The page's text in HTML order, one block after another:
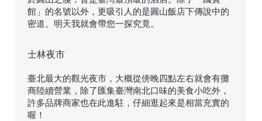
館」的名號以外，更吸引人的是圓山飯店下傳說中的
密道。明天我就會帶您一探究竟。
臺北最大的觀光夜市，大概從傍晚四點左右就會有攤
商陸續營業，除了匯集臺灣南北口味的美食小吃外，
許多品牌商家也在此進駐，仔細逛起來是相當充實的
喔！
士林夜市